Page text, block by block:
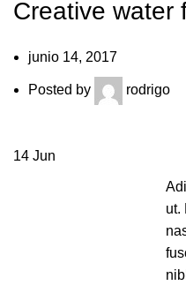
Creative water
junio 14, 2017
Posted by rodrigo
14 Jun
ut.